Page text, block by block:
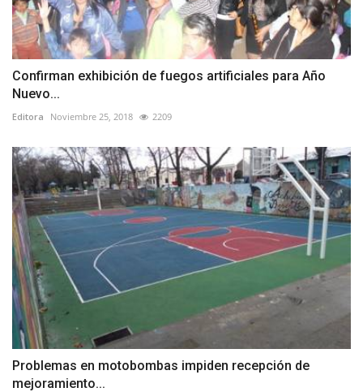
Confirman exhibición de fuegos artificiales para Año
Nuevo...
Editora Noviembre 25, 2018 2209
Problemas en motobombas impiden recepción de
mejoramiento...